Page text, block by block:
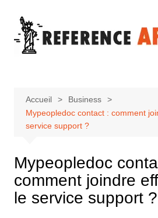
contenu
Accueil
Business
Mypeopledoc contact : comment
service support ?
Mypeopledoc
comment joindre
le service support ?